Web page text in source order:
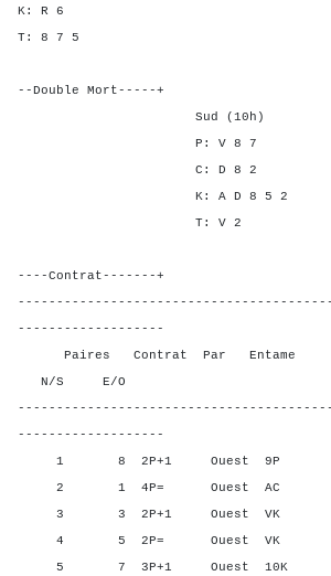
K: R 6
T: 8 7 5 T:
--Double Mort-----+
Sud (10h) |
P: V 8 7 |
C: D 8 2 |
K: A D 8 5 2 |
T: V 2 |
----Contrat-------+
-------------------
Paires Contrat Par
N/S E/O N/S
-------------------
1 8 2P+1 Ouest
2 1 4P= Ouest
3 3 2P+1 Ouest
4 5 2P= Ouest
5 7 3P+1 Ouest